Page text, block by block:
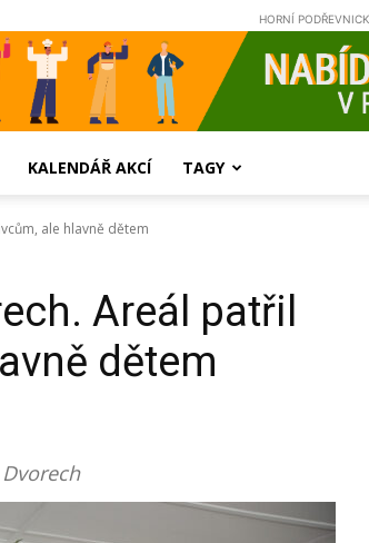
HORNÍ
KALENDÁŘ AKCÍ TAGY
ale hlavně dětem
Areál patřil
dětem